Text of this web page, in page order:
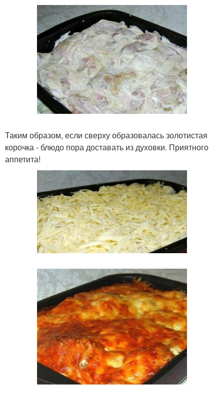
Таким образом, если сверху образовалась золотистая
корочка - блюдо пора доставать из духовки. Приятного
аппетита!